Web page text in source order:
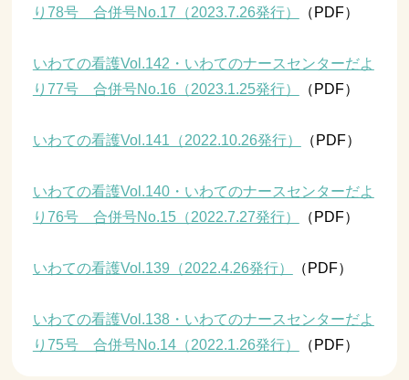
り78号 合併号No.17（2023.7.26発行）
（PDF）
いわての看護Vol.142・いわてのナースセンターだよ
り77号 合併号No.16（2023.1.25発行）
（PDF）
いわての看護Vol.141（2022.10.26発行） （PDF）
いわての看護Vol.140・いわてのナースセンターだよ
り76号 合併号No.15（2022.7.27発行）
（PDF）
いわての看護Vol.139（2022.4.26発行） （PDF）
いわての看護Vol.138・いわてのナースセンターだよ
り75号 合併号No.14（2022.1.26発行）
（PDF）